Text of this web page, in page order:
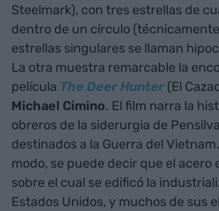
Steelmark), con tres estrellas de
dentro de un círculo
estrellas singulares se llaman
La otra muestra remarcable la
película The Deer Hunter (El
Michael Cimino. El film narra la
obreros de la siderurgia de
destinados a la Guerra del
modo, se puede decir que el acero
sobre el cual se edificó la
Estados Unidos, y muchos de sus